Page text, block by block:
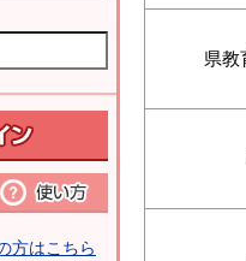
方はこちら
県教